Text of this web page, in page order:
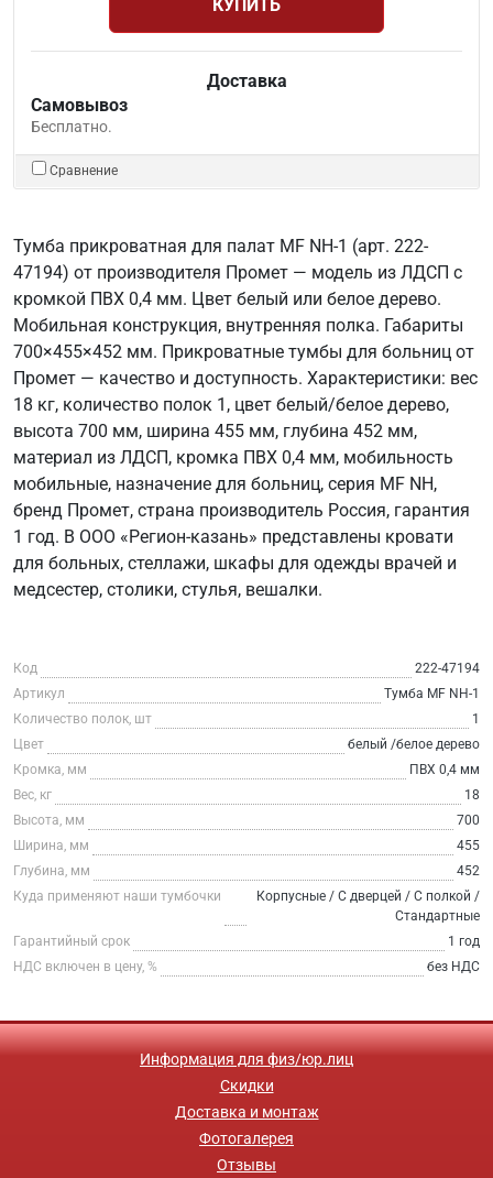
КУПИТЬ
Доставка
Самовывоз
Бесплатно.
Сравнение
Тумба прикроватная для палат MF NH-1 (арт. 222-
47194) от производителя Промет — модель из ЛДСП с
кромкой ПВХ 0,4 мм. Цвет белый или белое дерево.
Мобильная конструкция, внутренняя полка. Габариты
700×455×452 мм. Прикроватные тумбы для больниц от
Промет — качество и доступность. Характеристики: вес
18 кг, количество полок 1, цвет белый/белое дерево,
высота 700 мм, ширина 455 мм, глубина 452 мм,
материал из ЛДСП, кромка ПВХ 0,4 мм, мобильность
мобильные, назначение для больниц, серия MF NH,
бренд Промет, страна производитель Россия, гарантия
1 год. В ООО «Регион-казань» представлены кровати
для больных, стеллажи, шкафы для одежды врачей и
медсестер, столики, стулья, вешалки.
Код
222-47194
Артикул
Тумба МF NH-1
Количество полок, шт
1
Цвет
белый /белое дерево
Кромка, мм
ПВХ 0,4 мм
Вес, кг
18
Высота, мм
700
Ширина, мм
455
Глубина, мм
452
Куда применяют наши тумбочки
Корпусные / С дверцей / С полкой /
Стандартные
Гарантийный срок
1 год
НДС включен в цену, %
без НДС
Информация для физ/юр.лиц
Скидки
Доставка и монтаж
Фотогалерея
Отзывы